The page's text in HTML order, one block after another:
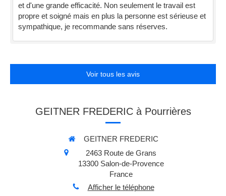
et d'une grande efficacité. Non seulement le travail est
propre et soigné mais en plus la personne est sérieuse et
sympathique, je recommande sans réserves.
Voir tous les avis
GEITNER FREDERIC à Pourrières
GEITNER FREDERIC
2463 Route de Grans
13300 Salon-de-Provence
France
Afficher le téléphone